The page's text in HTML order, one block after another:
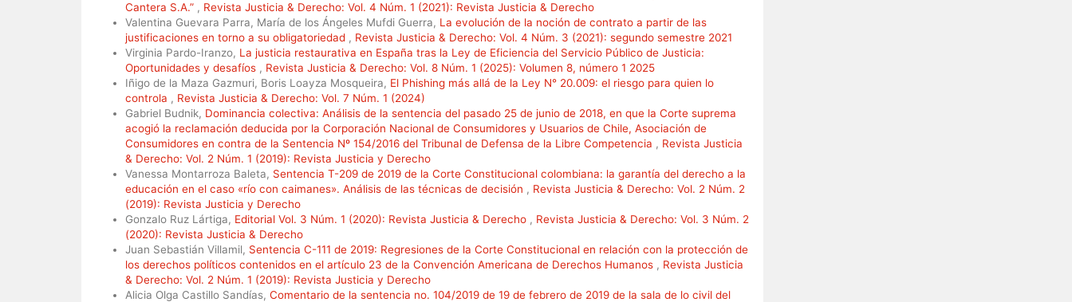
Cantera S.A.” , Revista Justicia & Derecho: Vol. 4 Núm. 1 (2021): Revista Justicia & Derecho
Valentina Guevara Parra, María de los Ángeles Mufdi Guerra, La evolución de la noción de contrato a partir de las
justificaciones en torno a su obligatoriedad , Revista Justicia & Derecho: Vol. 4 Núm. 3 (2021): segundo semestre 2021
Virginia Pardo-Iranzo, La justicia restaurativa en España tras la Ley de Eficiencia del Servicio Público de Justicia:
Oportunidades y desafíos , Revista Justicia & Derecho: Vol. 8 Núm. 1 (2025): Volumen 8, número 1 2025
Iñigo de la Maza Gazmuri, Boris Loayza Mosqueira, El Phishing más allá de la Ley N° 20.009: el riesgo para quien lo
controla , Revista Justicia & Derecho: Vol. 7 Núm. 1 (2024)
Gabriel Budnik, Dominancia colectiva: Análisis de la sentencia del pasado 25 de junio de 2018, en que la Corte suprema
acogió la reclamación deducida por la Corporación Nacional de Consumidores y Usuarios de Chile, Asociación de
Consumidores en contra de la Sentencia Nº 154/2016 del Tribunal de Defensa de la Libre Competencia , Revista Justicia
& Derecho: Vol. 2 Núm. 1 (2019): Revista Justicia y Derecho
Vanessa Montarroza Baleta, Sentencia T-209 de 2019 de la Corte Constitucional colombiana: la garantía del derecho a la
educación en el caso «río con caimanes». Análisis de las técnicas de decisión , Revista Justicia & Derecho: Vol. 2 Núm. 2
(2019): Revista Justicia y Derecho
Gonzalo Ruz Lártiga, Editorial Vol. 3 Núm. 1 (2020): Revista Justicia & Derecho , Revista Justicia & Derecho: Vol. 3 Núm. 2
(2020): Revista Justicia & Derecho
Juan Sebastián Villamil, Sentencia C-111 de 2019: Regresiones de la Corte Constitucional en relación con la protección de
los derechos políticos contenidos en el artículo 23 de la Convención Americana de Derechos Humanos , Revista Justicia
& Derecho: Vol. 2 Núm. 1 (2019): Revista Justicia y Derecho
Alicia Olga Castillo Sandías, Comentario de la sentencia no. 104/2019 de 19 de febrero de 2019 de la sala de lo civil del